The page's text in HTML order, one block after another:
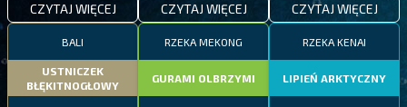
CZYTAJ WIĘCEJ CZYTAJ WIĘCEJ CZYTAJ WIĘCEJ
BALI
USTNICZEK
BŁĘKITNOGŁOWY
RZEKA MEKONG
GURAMI OLBRZYMI
RZEKA KENAI
LIPIEŃ ARKTYCZNY